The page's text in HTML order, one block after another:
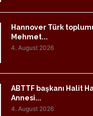
Hannover Türk
Mehmet...
4. August 2026
ABTTF başkanı Halit
Annesi...
4. August 2026